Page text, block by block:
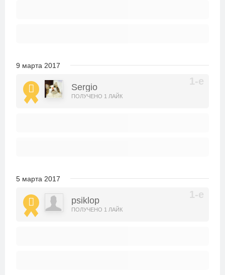
9 марта 2017
Sergio
ПОЛУЧЕНО 1 ЛАЙК
5 марта 2017
psiklop
ПОЛУЧЕНО 1 ЛАЙК